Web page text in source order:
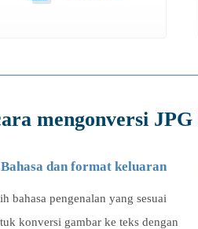
mengonversi
dan format keluaran
bahasa pengenalan yang sesuai
konversi gambar ke teks dengan